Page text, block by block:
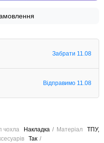
Забрати 11.08
Відправимо 11.08
чохла Накладка Матеріал
ТПУ,
Так